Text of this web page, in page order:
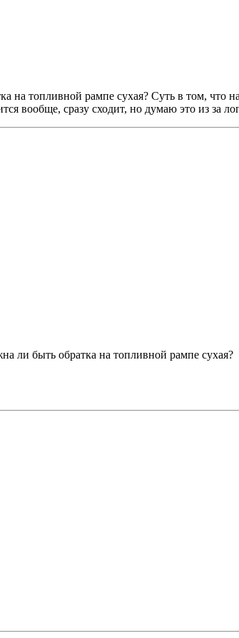
на топливной рампе сухая? Суть в том, что
вообще, сразу сходит, но думаю это из за
ли быть обратка на топливной рампе сухая?